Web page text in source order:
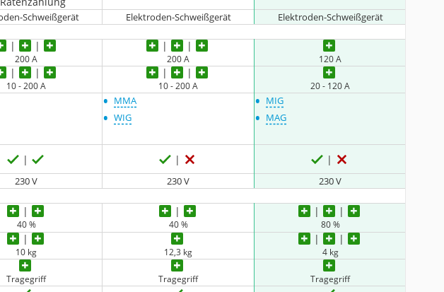
Schweißgerät Elektroden-Schweißgerät
Elektroden-Schweißgerät
200 A 200 A 120 A
10 - 200 A 10 - 200 A 20 - 120 A
• MMA
• WIG
• MIG
• MAG
230 V 230 V
230 V
40 % 40 % 80 %
10 kg 12,3 kg 4 kg
Tragegriff Tragegriff Tragegriff